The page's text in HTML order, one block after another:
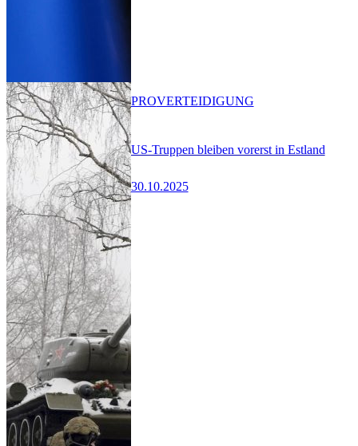
US-Truppen bleiben vorerst in Estland
30.10.2025
PROVERTEIDIGUNG